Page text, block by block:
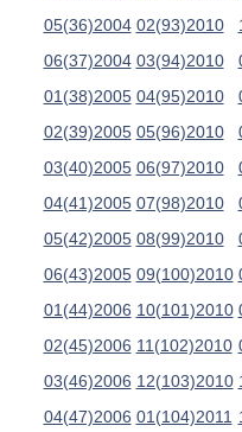
05(36)2004
06(37)2004
01(38)2005
02(39)2005
03(40)2005
04(41)2005
05(42)2005
06(43)2005
01(44)2006
02(45)2006
03(46)2006
04(47)2006
02(93)2010
03(94)2010
04(95)2010
05(96)2010
06(97)2010
07(98)2010
08(99)2010
09(100)2010
10(101)2010
11(102)2010
12(103)2010
01(104)2011